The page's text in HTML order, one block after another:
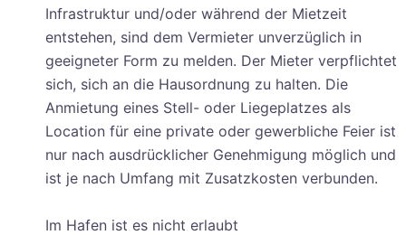
Infrastruktur und/oder während der Mietzeit
entstehen, sind dem Vermieter unverzüglich in
geeigneter Form zu melden. Der Mieter verpflichtet
sich, sich an die Hausordnung zu halten. Die
Anmietung eines Stell- oder Liegeplatzes als
Location für eine private oder gewerbliche Feier ist
nur nach ausdrücklicher Genehmigung möglich und
ist je nach Umfang mit Zusatzkosten verbunden.
Im Hafen ist es nicht erlaubt